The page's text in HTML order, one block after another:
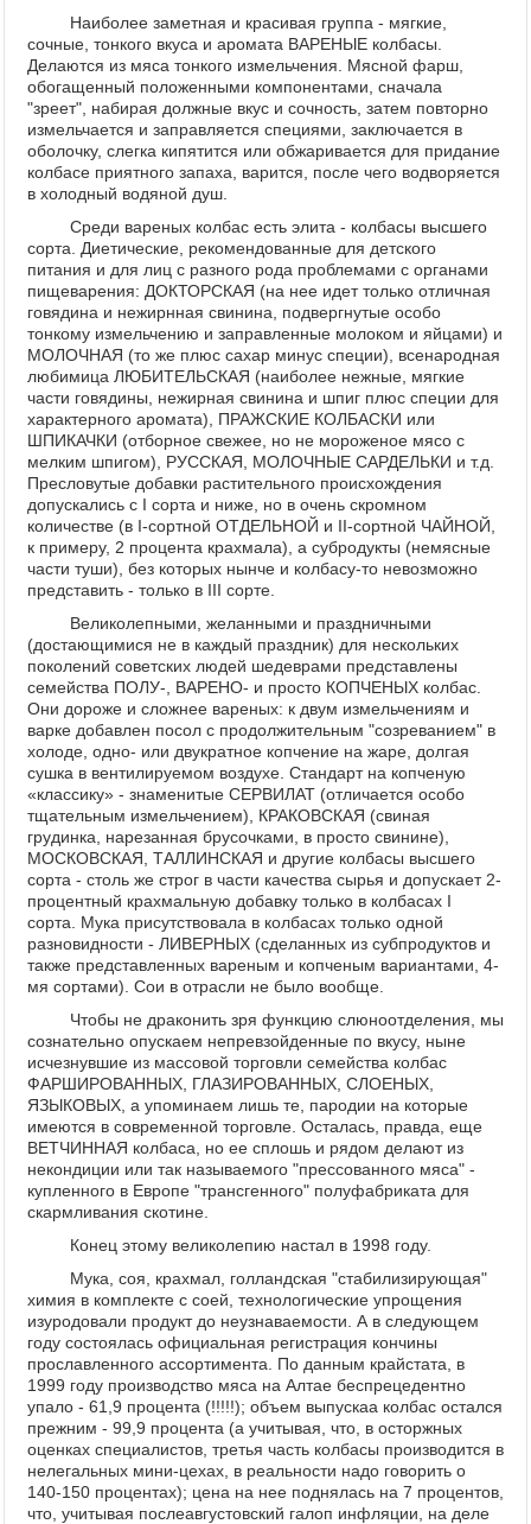
Наиболее заметная и красивая группа - мягкие,
сочные, тонкого вкуса и аромата ВАРЕНЫЕ колбасы.
Делаются из мяса тонкого измельчения. Мясной фарш,
обогащенный положенными компонентами, сначала
"зреет", набирая должные вкус и сочность, затем повторно
измельчается и заправляется специями, заключается в
оболочку, слегка кипятится или обжаривается для придание
колбасе приятного запаха, варится, после чего водворяется
в холодный водяной душ.
Среди вареных колбас есть элита - колбасы высшего
сорта. Диетические, рекомендованные для детского
питания и для лиц с разного рода проблемами с органами
пищеварения: ДОКТОРСКАЯ (на нее идет только отличная
говядина и нежирнная свинина, подвергнутые особо
тонкому измельчению и заправленные молоком и яйцами) и
МОЛОЧНАЯ (то же плюс сахар минус специи), всенародная
любимица ЛЮБИТЕЛЬСКАЯ (наиболее нежные, мягкие
части говядины, нежирная свинина и шпиг плюс специи для
характерного аромата), ПРАЖСКИЕ КОЛБАСКИ или
ШПИКАЧКИ (отборное свежее, но не мороженое мясо с
мелким шпигом), РУССКАЯ, МОЛОЧНЫЕ САРДЕЛЬКИ и т.д.
Пресловутые добавки растительного происхождения
допускались с I сорта и ниже, но в очень скромном
количестве (в I-сортной ОТДЕЛЬНОЙ и II-сортной ЧАЙНОЙ,
к примеру, 2 процента крахмала), а субродукты (немясные
части туши), без которых нынче и колбасу-то невозможно
представить - только в III сорте.
Великолепными, желанными и праздничными
(достающимися не в каждый праздник) для нескольких
поколений советских людей шедеврами представлены
семейства ПОЛУ-, ВАРЕНО- и просто КОПЧЕНЫХ колбас.
Они дороже и сложнее вареных: к двум измельчениям и
варке добавлен посол с продолжительным "созреванием" в
холоде, одно- или двукратное копчение на жаре, долгая
сушка в вентилируемом воздухе. Стандарт на копченую
«классику» - знаменитые СЕРВИЛАТ (отличается особо
тщательным измельчением), КРАКОВСКАЯ (свиная
грудинка, нарезанная брусочками, в просто свинине),
МОСКОВСКАЯ, ТАЛЛИНСКАЯ и другие колбасы высшего
сорта - столь же строг в части качества сырья и допускает 2-
процентный крахмальную добавку только в колбасах I
сорта. Мука присутствовала в колбасах только одной
разновидности - ЛИВЕРНЫХ (сделанных из субпродуктов и
также представленных вареным и копченым вариантами, 4-
мя сортами). Сои в отрасли не было вообще.
Чтобы не драконить зря функцию слюноотделения, мы
сознательно опускаем непревзойденные по вкусу, ныне
исчезнувшие из массовой торговли семейства колбас
ФАРШИРОВАННЫХ, ГЛАЗИРОВАННЫХ, СЛОЕНЫХ,
ЯЗЫКОВЫХ, а упоминаем лишь те, пародии на которые
имеются в современной торговле. Осталась, правда, еще
ВЕТЧИННАЯ колбаса, но ее сплошь и рядом делают из
некондиции или так называемого "прессованного мяса" -
купленного в Европе "трансгенного" полуфабриката для
скармливания скотине.
Конец этому великолепию настал в 1998 году.
Мука, соя, крахмал, голландская "стабилизирующая"
химия в комплекте с соей, технологические упрощения
изуродовали продукт до неузнаваемости. А в следующем
году состоялась официальная регистрация кончины
прославленного ассортимента. По данным крайстата, в
1999 году производство мяса на Алтае беспрецедентно
упало - 61,9 процента (!!!!!); объем выпускаа колбас остался
прежним - 99,9 процента (а учитывая, что, в осторжных
оценках специалистов, третья часть колбасы производится в
нелегальных мини-цехах, в реальности надо говорить о
140-150 процентах); цена на нее поднялась на 7 процентов,
что, учитывая послеавгустовский галоп инфляции, на деле